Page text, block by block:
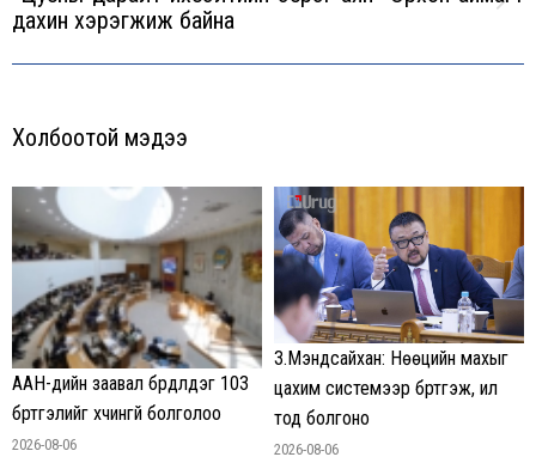
Next
дахин хэрэгжиж байна
Холбоотой мэдээ
ААН-үүдийн заавал бүрдүүлдэг 103
бүртгэлийг хүчингүй болголоо
2026-08-06
З.Мэндсайхан: Нөөцийн махыг
цахим системээр бүртгэж, ил
тод болгоно
2026-08-06